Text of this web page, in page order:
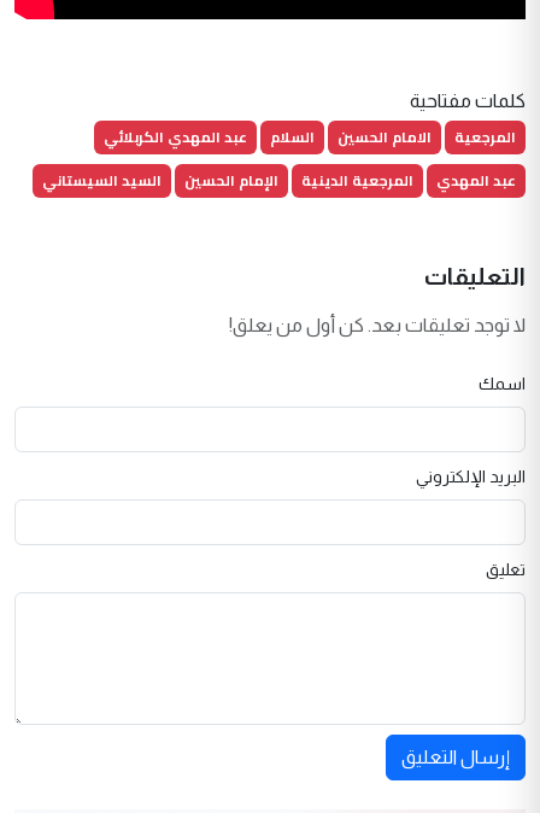
كلمات مفتاحية
المرجعية الامام الحسين السلام
عبد المهدي الكربلائي
عبد المهدي
المرجعية الدينية الإمام الحسين السيد السيستاني
التعليقات
لا توجد تعليقات بعد. كن أول من يعلق!
اسمك
البريد الإلكتروني
تعليق
إرسال التعليق